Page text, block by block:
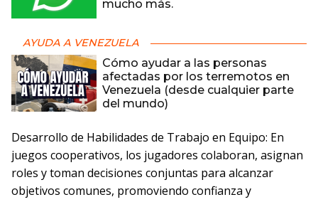
mucho más.
AYUDA A VENEZUELA
Cómo ayudar a las personas
afectadas por los terremotos en
Venezuela (desde cualquier parte
del mundo)
Desarrollo de Habilidades de Trabajo en Equipo: En
juegos cooperativos, los jugadores colaboran, asignan
roles y toman decisiones conjuntas para alcanzar
objetivos comunes, promoviendo confianza y